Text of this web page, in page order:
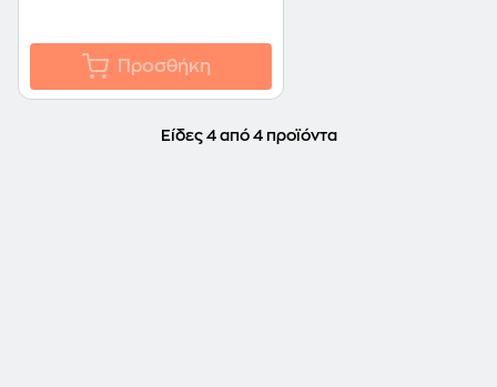
Προσθήκη
Είδες 4 από 4 προϊόντα